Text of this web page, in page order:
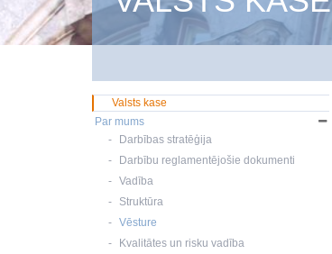
Valsts kase
Par mums
Darbības stratēģija
Darbību reglamentējošie dokumenti
Vadība
Struktūra
Vēsture
Kvalitātes un risku vadība